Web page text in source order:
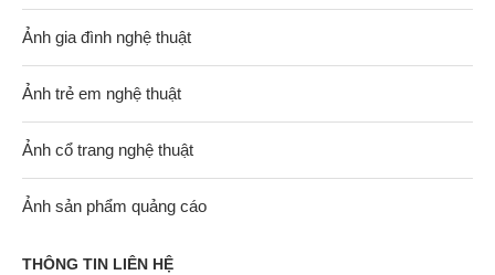
Ảnh gia đình nghệ thuật
Ảnh trẻ em nghệ thuật
Ảnh cổ trang nghệ thuật
Ảnh sản phẩm quảng cáo
THÔNG TIN LIÊN HỆ